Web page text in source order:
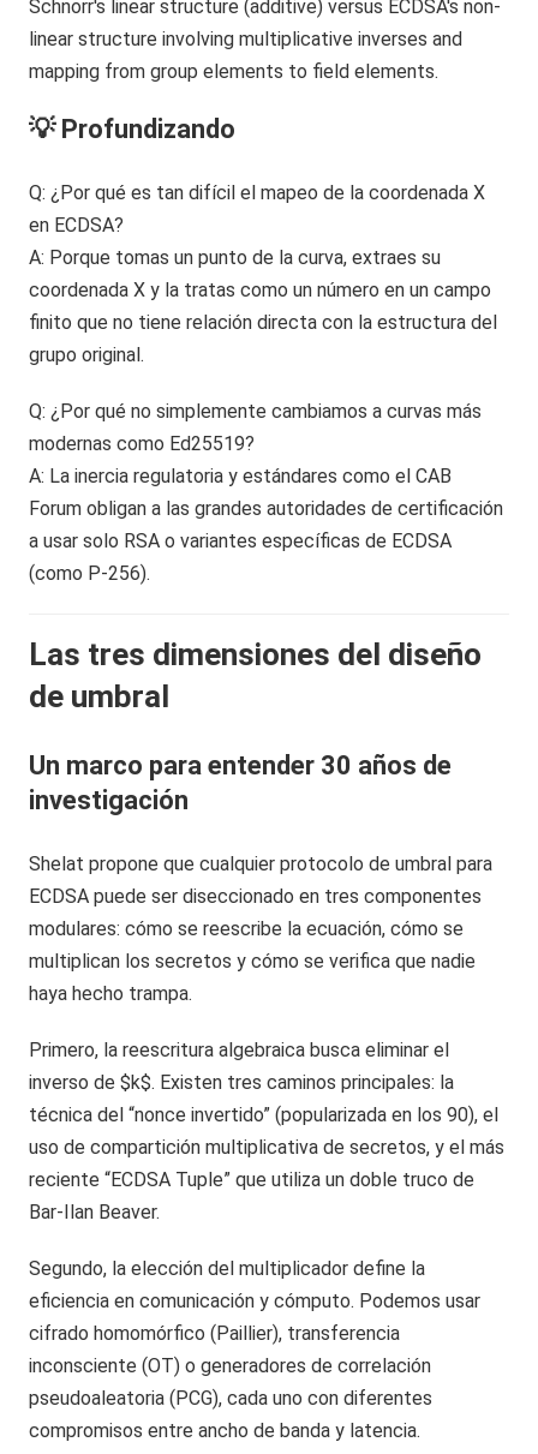
💡 Profundizando
Q: ¿Por qué es tan difícil el mapeo de la coordenada X
en ECDSA?
A: Porque tomas un punto de la curva, extraes su
coordenada X y la tratas como un número en un campo
finito que no tiene relación directa con la estructura del
grupo original.
Q: ¿Por qué no simplemente cambiamos a curvas más
modernas como Ed25519?
A: La inercia regulatoria y estándares como el CAB
Forum obligan a las grandes autoridades de certificación
a usar solo RSA o variantes específicas de ECDSA
(como P-256).
Las tres dimensiones del diseño
de umbral
Un marco para entender 30 años de
investigación
Shelat propone que cualquier protocolo de umbral para
ECDSA puede ser diseccionado en tres componentes
modulares: cómo se reescribe la ecuación, cómo se
multiplican los secretos y cómo se verifica que nadie
haya hecho trampa.
Primero, la reescritura algebraica busca eliminar el
inverso de $k$. Existen tres caminos principales: la
técnica del “nonce invertido” (popularizada en los 90), el
uso de compartición multiplicativa de secretos, y el más
reciente “ECDSA Tuple” que utiliza un doble truco de
Bar-Ilan Beaver.
Segundo, la elección del multiplicador define la
eficiencia en comunicación y cómputo. Podemos usar
cifrado homomórfico (Paillier), transferencia
inconsciente (OT) o generadores de correlación
pseudoaleatoria (PCG), cada uno con diferentes
compromisos entre ancho de banda y latencia.